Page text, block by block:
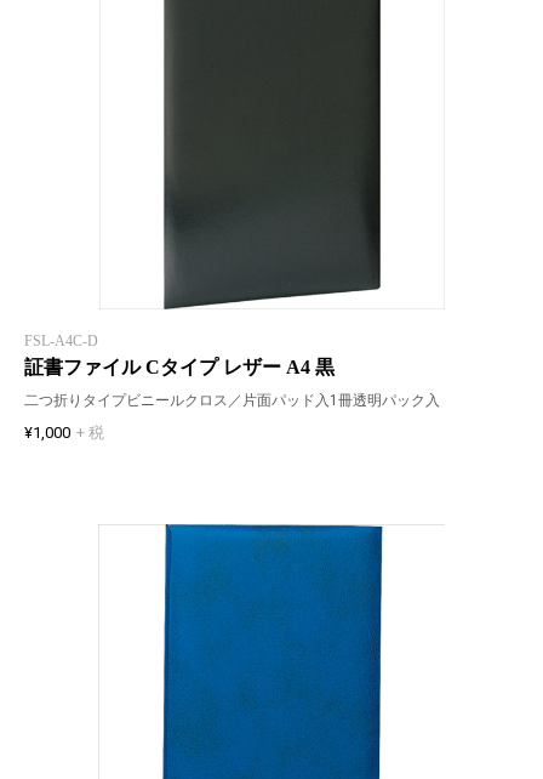
FSL-A4C-D
証書ファイル Cタイプ レザー A4 黒
二つ折りタイプビニールクロス／片面パッド入1冊透明パック入
¥1,000 + 税